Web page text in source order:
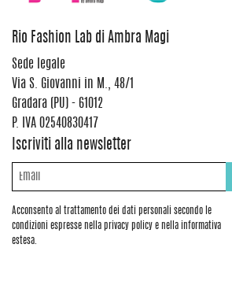
Rio Fashion Lab di Ambra Magi
Sede legale
Via S. Giovanni in M., 48/1
Gradara (PU) - 61012
P. IVA 02540830417
Iscriviti alla newsletter
Acconsento al trattamento dei dati personali secondo le
condizioni espresse nella privacy policy e nella informativa
estesa.